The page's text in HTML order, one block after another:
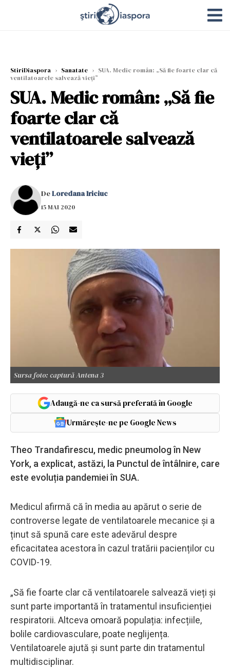
StiriDiaspora › Sanatate › SUA. Medic român: „Să fie foarte clar că
ventilatoarele salvează vieți”
SUA. Medic român: „Să fie
foarte clar că
ventilatoarele salvează
vieți”
DeLoredana Iriciuc
15 MAI 2020
Sursa foto: captură Antena 3
Adaugă-ne ca sursă preferată în Google
Urmărește-ne pe Google News
Theo Trandafirescu, medic pneumolog în New
York, a explicat, astăzi, la Punctul de întâlnire, care
este evoluția pandemiei în SUA.
Medicul afirmă că în media au apărut o serie de
controverse legate de ventilatoarele mecanice și a
ținut să spună care este adevărul despre
eficacitatea acestora în cazul tratării pacienților cu
COVID-19.
„Să fie foarte clar că ventilatoarele salvează vieți și
sunt parte importantă în tratamentul insuficienției
respiratorii. Altceva omoară populația: infecțiile,
bolile cardiovasculare, poate neglijența.
Ventilatoarele ajută și sunt parte din tratamentul
multidisciplinar.